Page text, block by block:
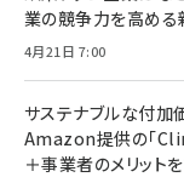
業の競争力を高める
4月21日 7:00
サステナブルな付加
Amazon提供の「
＋事業者のメリット